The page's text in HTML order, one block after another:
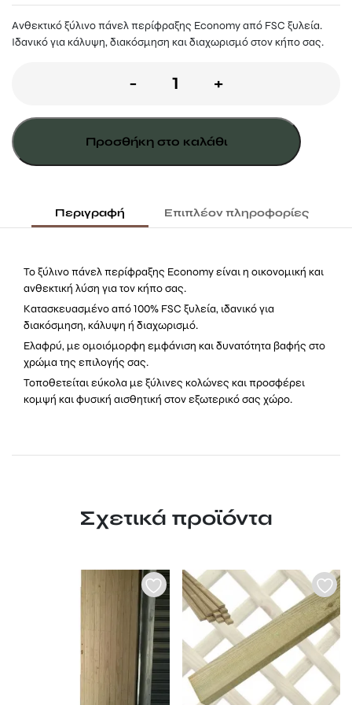
Ανθεκτικό ξύλινο πάνελ περίφραξης Economy από FSC ξυλεία.
Ιδανικό για κάλυψη, διακόσμηση και διαχωρισμό στον κήπο σας.
-
Ξύλινο
Πάνελ
Economy
(Υ)
90εκ.
ποσότητα
+
Προσθήκη στο καλάθι
Περιγραφή Επιπλέον πληροφορίες
Το ξύλινο πάνελ περίφραξης Economy είναι η οικονομική και
ανθεκτική λύση για τον κήπο σας.
Κατασκευασμένο από 100% FSC ξυλεία, ιδανικό για
διακόσμηση, κάλυψη ή διαχωρισμό.
Ελαφρύ, με ομοιόμορφη εμφάνιση και δυνατότητα βαφής στο
χρώμα της επιλογής σας.
Τοποθετείται εύκολα με ξύλινες κολώνες και προσφέρει
κομψή και φυσική αισθητική στον εξωτερικό σας χώρο.
Σχετικά προϊόντα